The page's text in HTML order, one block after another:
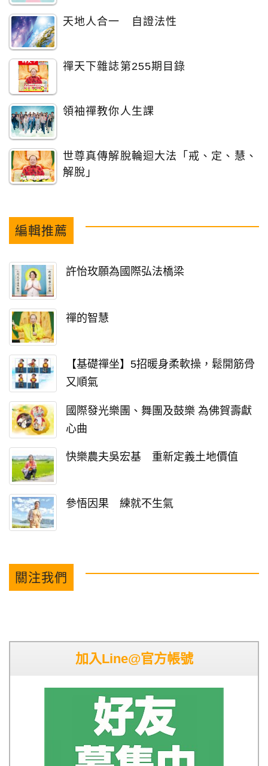
天地人合一 自證法性
禪天下雜誌第255期目錄
領袖禪教你人生課
世尊真傳解脫輪迴大法「戒、定、慧、
解脫」
編輯推薦
許怡玫願為國際弘法橋梁
禪的智慧
【基礎禪坐】5招暖身柔軟操，鬆開筋骨
又順氣
國際發光樂團、舞團及鼓樂 為佛賀壽獻
心曲
快樂農夫吳宏基 重新定義土地價值
參悟因果 練就不生氣
關注我們
加入Line@官方帳號